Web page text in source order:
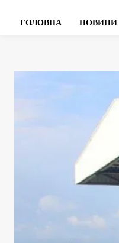
ГОЛОВНА НОВИНИ